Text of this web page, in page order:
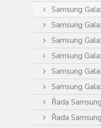
Samsung
Samsung
Samsung
Samsung
Samsung
Samsung
Řada
Řada